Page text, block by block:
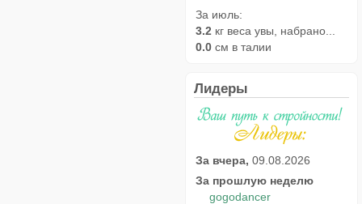
За июль:
3.2 кг веса увы, набрано...
0.0 см в талии
Лидеры
За вчера, 09.08.2026
За прошлую неделю
gogodancer